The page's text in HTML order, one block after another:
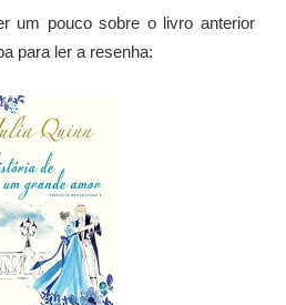
um pouco sobre o livro anterior
para ler a resenha: